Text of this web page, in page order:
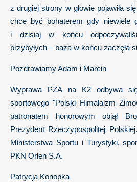
z drugiej strony w głowie pojawiła
chce być bohaterem gdy niewiele
i dzisiaj w końcu
przybyłych – baza w końcu zaczęła
Pozdrawiamy Adam i Marcin
Wyprawa PZA na K2 odbywa
sportowego "Polski Himalaizm
patronatem honorowym objął
Prezydent Rzeczypospolitej
Ministerstwa Sportu i Turystyki,
PKN Orlen S.A.
Patrycja Konopka